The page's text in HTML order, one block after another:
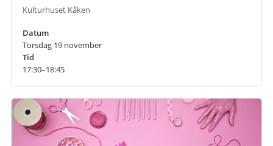
Kulturhuset Kåken
Datum
Torsdag 19 november
Tid
17:30–18:45